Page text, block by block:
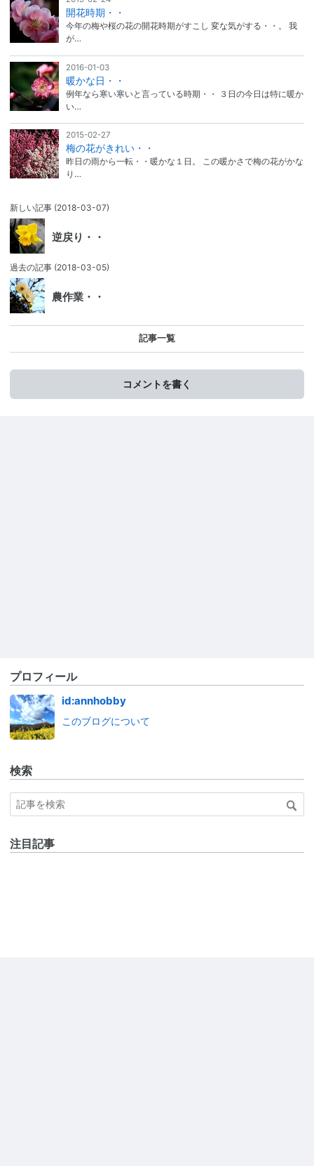
開花時期・・
今年の梅や桜の花の開花時期がすこし 変な気がする・・。 我
が…
2016-01-03
暖かな日・・
例年なら寒い寒いと言っている時期・・ ３日の今日は特に暖か
い…
2015-02-27
梅の花がきれい・・
昨日の雨から一転・・暖かな１日。 この暖かさで梅の花がかな
り…
新しい記事 (2018-03-07)
逆戻り・・
過去の記事 (2018-03-05)
農作業・・
記事一覧
コメントを書く
プロフィール
id:annhobby
このブログについて
検索
注目記事